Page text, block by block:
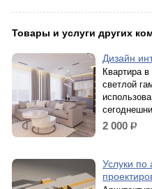
Товары и услуги других
Дизайн
Квартира
светлой
2 000 р.
Услуки по